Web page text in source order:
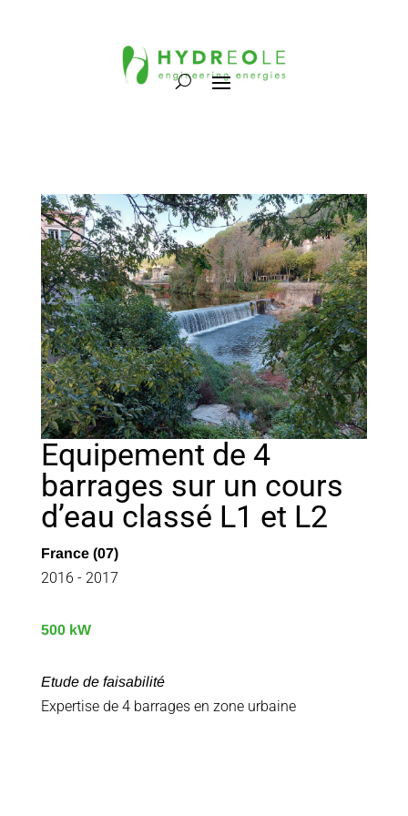
Equipement de 4
barrages sur un cours
d’eau classé L1 et L2
France (07)
2016 - 2017
500 kW
Etude de faisabilité
Expertise de 4 barrages en zone urbaine